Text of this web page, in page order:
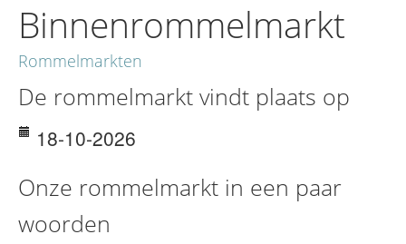
Binnenrommelmarkt
Rommelmarkten
De rommelmarkt vindt plaats op
18-10-2026
Onze rommelmarkt in een paar
woorden